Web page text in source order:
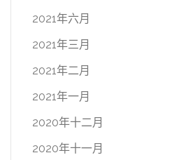
2021年六月
2021年三月
2021年二月
2021年一月
2020年十二月
2020年十一月